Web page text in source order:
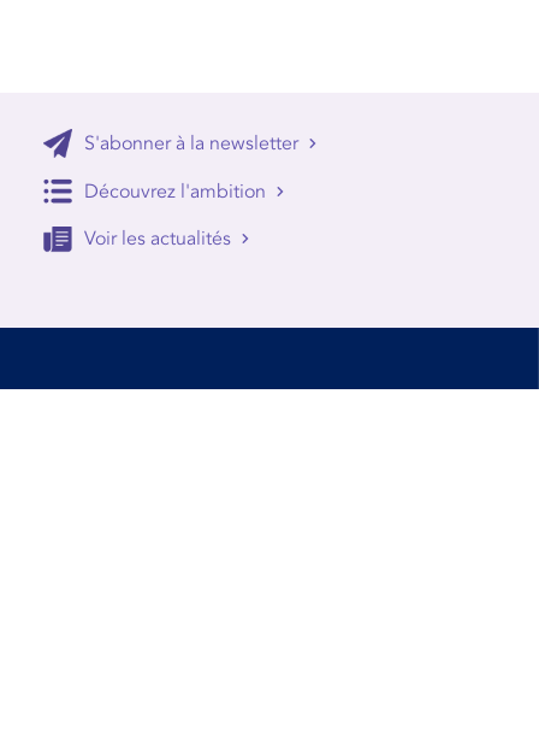
S'abonner à la newsletter
Découvrez l'ambition
Voir les actualités